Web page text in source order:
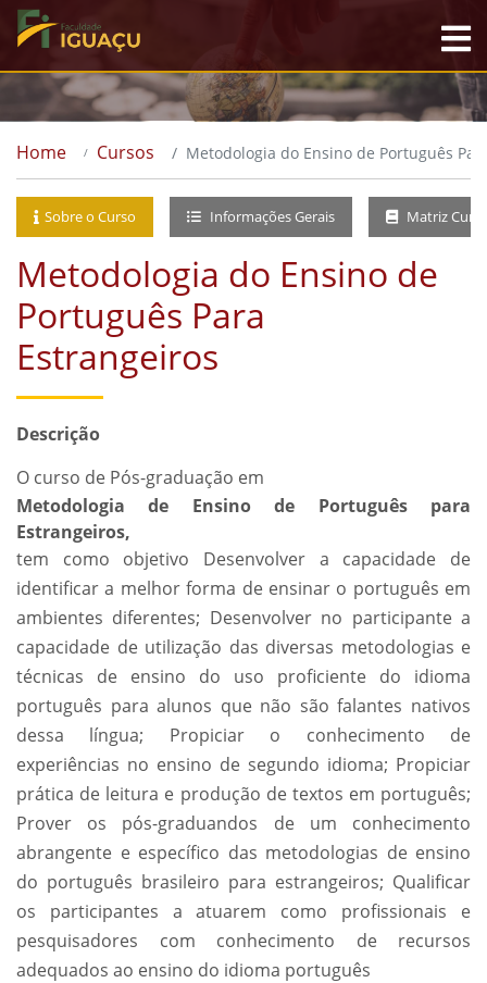
Home Cursos Metodologia do Ensino de Português
Sobre o Curso Informações Gerais Matriz
Metodologia do Ensino de
Português Para
Estrangeiros
Descrição
O curso de Pós-graduação em
Metodologia de Ensino de Português para
Estrangeiros,
tem como objetivo Desenvolver a capacidade de
identificar a melhor forma de ensinar o português em
ambientes diferentes; Desenvolver no participante a
capacidade de utilização das diversas metodologias e
técnicas de ensino do uso proficiente do idioma
português para alunos que não são falantes nativos
dessa língua; Propiciar o conhecimento de
experiências no ensino de segundo idioma; Propiciar
prática de leitura e produção de textos em português;
Prover os pós-graduandos de um conhecimento
abrangente e específico das metodologias de ensino
do português brasileiro para estrangeiros; Qualificar
os participantes a atuarem como profissionais e
pesquisadores com conhecimento de recursos
adequados ao ensino do idioma português